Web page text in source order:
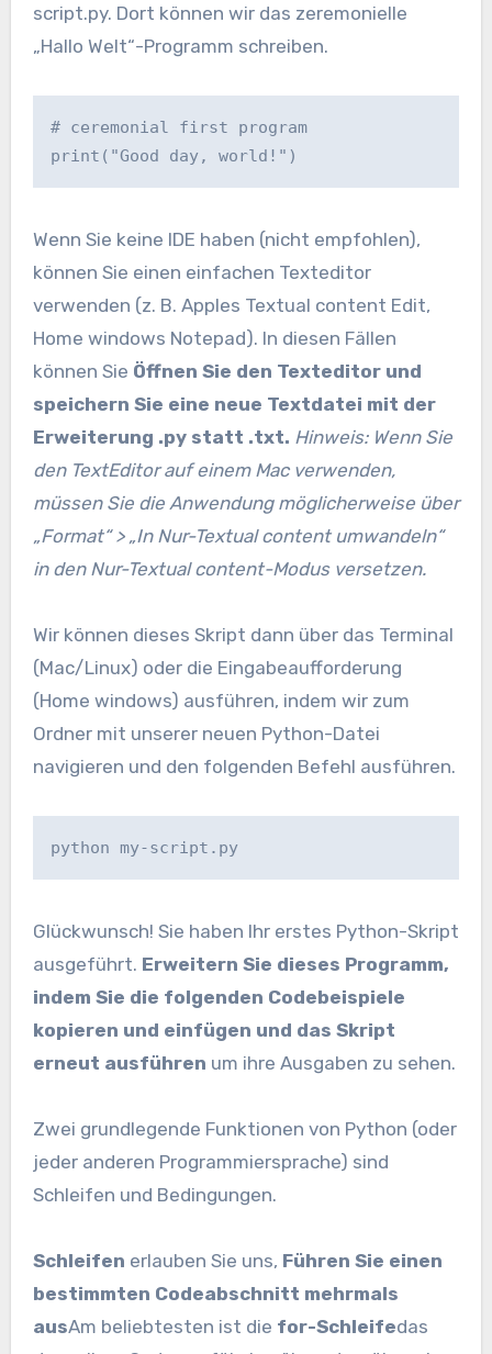
script.py. Dort können wir das zeremonielle
„Hallo Welt“-Programm schreiben.
# ceremonial first program
print("Good day, world!")
Wenn Sie keine IDE haben (nicht empfohlen),
können Sie einen einfachen Texteditor
verwenden (z. B. Apples Textual content Edit,
Home windows Notepad). In diesen Fällen
können Sie Öffnen Sie den Texteditor und
speichern Sie eine neue Textdatei mit der
Erweiterung .py statt .txt. Hinweis: Wenn Sie
den TextEditor auf einem Mac verwenden,
müssen Sie die Anwendung möglicherweise über
„Format“ > „In Nur-Textual content umwandeln“
in den Nur-Textual content-Modus versetzen.
Wir können dieses Skript dann über das Terminal
(Mac/Linux) oder die Eingabeaufforderung
(Home windows) ausführen, indem wir zum
Ordner mit unserer neuen Python-Datei
navigieren und den folgenden Befehl ausführen.
python my-script.py
Glückwunsch! Sie haben Ihr erstes Python-Skript
ausgeführt. Erweitern Sie dieses Programm,
indem Sie die folgenden Codebeispiele
kopieren und einfügen und das Skript
erneut ausführen um ihre Ausgaben zu sehen.
Zwei grundlegende Funktionen von Python (oder
jeder anderen Programmiersprache) sind
Schleifen und Bedingungen.
Schleifen erlauben Sie uns, Führen Sie einen
bestimmten Codeabschnitt mehrmals
ausAm beliebtesten ist die for-Schleifedas